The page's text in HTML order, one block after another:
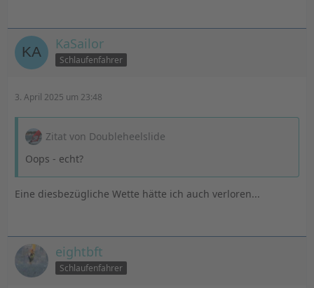
KaSailor
Schlaufenfahrer
3. April 2025 um 23:48
Zitat von Doubleheelslide
Oops - echt?
Eine diesbezügliche Wette hätte ich auch verloren...
eightbft
Schlaufenfahrer